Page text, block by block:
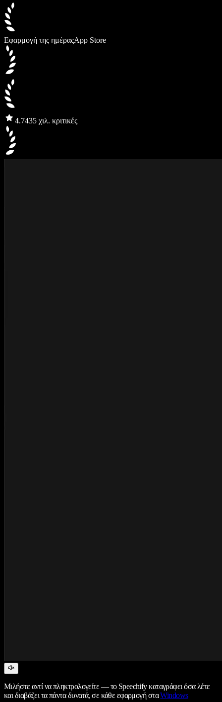
Εφαρμογή της ημέραςApp Store
4.7435 χιλ. κριτικές
Μιλήστε αντί να πληκτρολογείτε — το Speechify καταγράφει όσα λέτε
και διαβάζει τα πάντα δυνατά, σε κάθε εφαρμογή σταWindows